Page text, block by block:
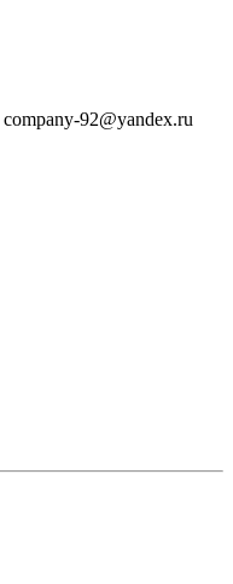
company-92@yandex.ru